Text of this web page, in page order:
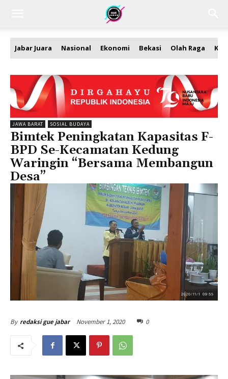
Jabar Juara Nasional Ekonomi Bekasi Olah Raga
JAWA BARAT SOSIAL BUDAYA
Bimtek Peningkatan Kapasitas F-
BPD Se-Kecamatan Kedung
Waringin “Bersama Membangun
Desa”
By redaksi gue jabar November 1, 2020 0